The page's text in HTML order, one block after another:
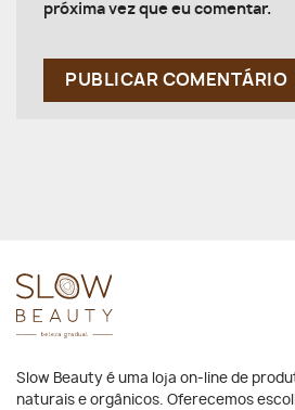
próxima vez que eu comentar.
Slow Beauty é uma loja on-line de
naturais e orgânicos. Oferecemos